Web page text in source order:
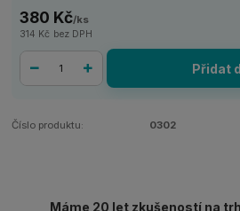
380 Kč/ks
314 Kč bez DPH
Přidat
Číslo produktu: 0302
Máme 20 let zkušeností na